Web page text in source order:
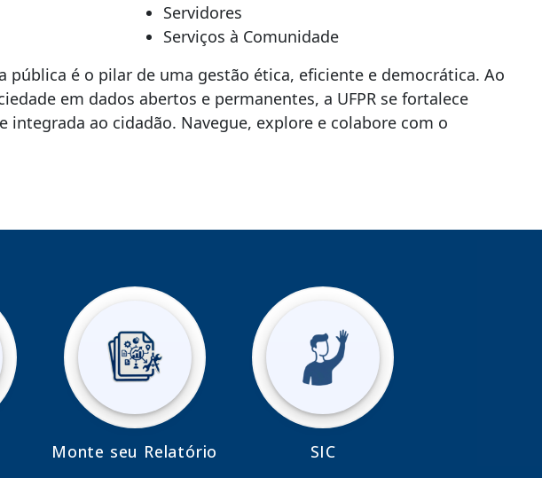
Servidores
Serviços à Comunidade
pública é o pilar de uma gestão ética, eficiente e democrática. Ao
em dados abertos e permanentes, a UFPR se fortalece
ao cidadão. Navegue, explore e colabore com o
Monte seu Relatório SIC